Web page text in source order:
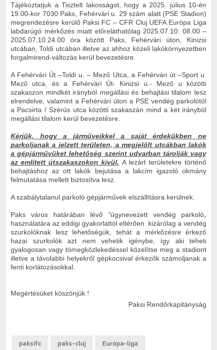
Tájékoztatjuk a Tisztelt lakosságot, hogy a 2025. július 10-én
19.00-kor 7030 Paks, Fehérvári u. 29 szám alatt (PSE Stadion)
megrendezésre kerülő Paksi FC – CFR Cluj UEFA Európa Liga
labdarúgó mérkőzés miatt előreláthatólag 2025.07.10. 08.00 –
2025.07.10.24.00 óra között Paks, Fehérvári úton, Kinizsi
utcában, Toldi utcában illetve az ahhoz közeli lakókörnyezetben
forgalmirend-változás kerül bevezetésre.
A Fehérvári Út –Toldi u. – Mező Utca, a Fehérvári út –Sport u.
Mező utca, és a Fehérvári Út- Kinizsi u.- Mező u közötti
szakaszon mindkét irányból megállási és behajtási tilalom lesz
elrendelve, valamint a Fehérvári úton a PSE vendég parkolótól
a Pacsirta / Szérüs utca közötti szakaszán mind a két irányból
megállási tilalom kerül bevezetésre.
Kérjük, hogy a járműveikkel a saját érdekükben ne
parkoljanak a jelzett területen, a megjelölt utcákban lakók
a gépjárművüket lehetőség szerint udvarban tárolják vagy
az említett útszakaszokon kívül. A lezárt területekre történő
behajtáshoz az ott lakók bejutása a lakcím igazoló okmány
felmutatása mellett biztosítva lesz.
A szabálytalanul parkoló gépjárművek elszállításra kerülnek.
Paks város határában lévő "úgynevezett vendég parkoló„
használatára az eddigi gyakorlattól eltérően kizárólag a vendég
szurkolóknak lesz lehetőségük, tehát a mérkőzésre érkező
hazai szurkolók azt nem vehetik igénybe, így aki teheti
gyalogosan vagy tömegközlekedéssel közelítse meg a stadiont
illetve a távolabbi helyekről gépkocsival érkezők számoljanak a
fenti korlátozásokkal.
Megértésüket köszönjük !
Paksi Rendőrkapitányság
paksifc paks-cluj Európa-liga